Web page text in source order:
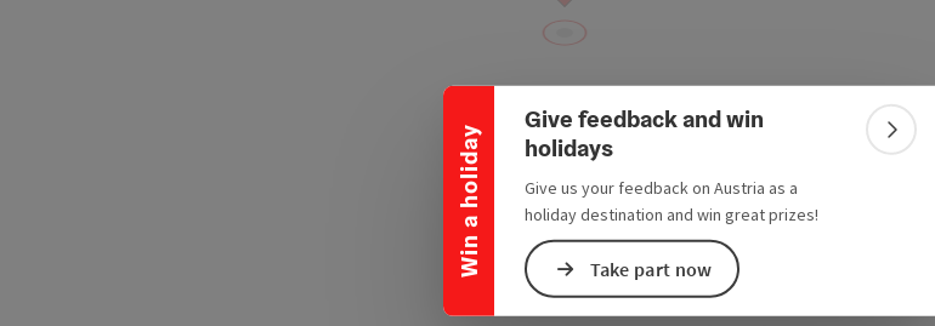
Win a holiday
Collapse banner
Give feedback and win
holidays
Give us your feedback on Austria as a
holiday destination and win great prizes!
Take part now